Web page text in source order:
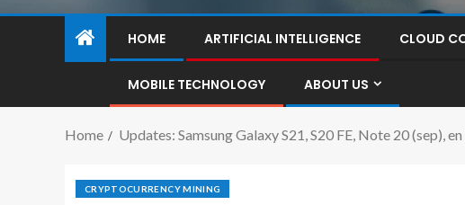
HOME ARTIFICIAL INTELLIGENCE CLOUD
MOBILE TECHNOLOGY ABOUT US
Home Updates: Samsung Galaxy S21, S20 FE, Note 20 (sep),
CRYPTOCURRENCY MINING